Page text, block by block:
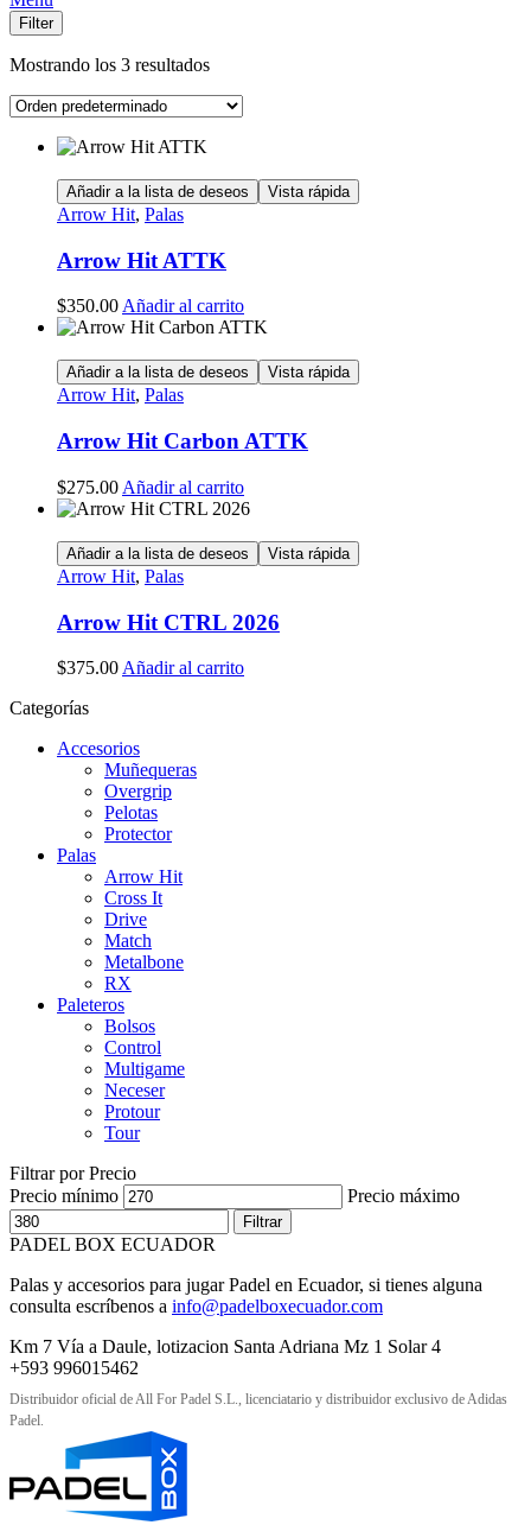
Filter
Mostrando los 3 resultados
Añadir a la lista de deseos Vista rápida
Arrow Hit, Palas
Arrow Hit ATTK
$350.00Añadir al carrito
Añadir a la lista de deseos Vista rápida
Arrow Hit, Palas
Arrow Hit Carbon ATTK
$275.00 Añadir al carrito
Añadir a la lista de deseos Vista rápida
Arrow Hit, Palas
Arrow Hit CTRL 2026
$375.00 Añadir al carrito
Categorías
Accesorios
Muñequeras
Overgrip
Pelotas
Protector
Palas
Arrow Hit
Cross It
Drive
Match
Metalbone
RX
Paleteros
Bolsos
Control
Multigame
Neceser
Protour
Tour
Filtrar por Precio
Precio mínimo
Precio máximo
Filtrar
PADEL BOX ECUADOR
Palas y accesorios para jugar Padel en Ecuador, si tienes alguna
consulta escríbenos a info@padelboxecuador.com
Km 7 Vía a Daule, lotizacion Santa Adriana Mz 1 Solar 4
+593 996015462
Distribuidor oficial de All For Padel S.L., licenciatario y distribuidor exclusivo de Adidas
Padel.